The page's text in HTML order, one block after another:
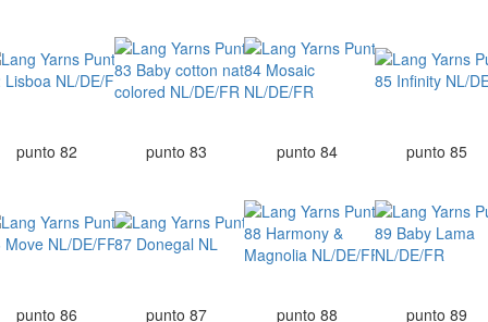
punto 82 punto 83 punto 84 punto 85
punto 86 punto 87 punto 88 punto 89